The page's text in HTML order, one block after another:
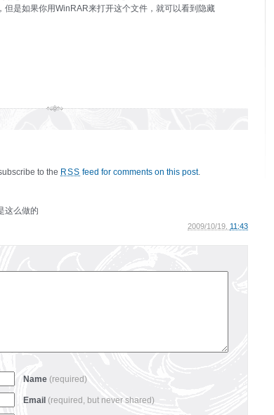
但是如果你用WinRAR来打开这个文件，就可以看到隐藏
to the RSS feed for comments on this post.
这么做的
2009/10/19, 11:43
Name (required)
Email (required, but never shared)